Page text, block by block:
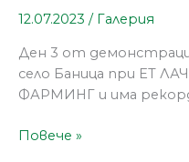
12.07.2023 / Галерия
Ден 3 от
село Баница при ЕТ
ФАРМИНГ и има
Повече »